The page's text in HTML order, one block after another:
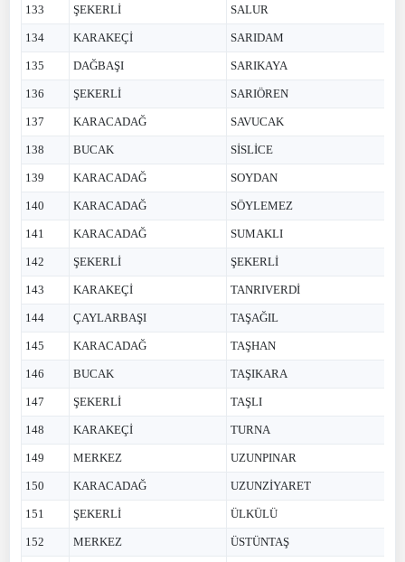
133 ŞEKERLİ SALUR
134 KARAKEÇİ SARIDAM
135 DAĞBAŞI SARIKAYA
136 ŞEKERLİ SARIÖREN
137 KARACADAĞ SAVUCAK
138 BUCAK SİSLİCE
139 KARACADAĞ SOYDAN
140 KARACADAĞ SÖYLEMEZ
141 KARACADAĞ SUMAKLI
142 ŞEKERLİ ŞEKERLİ
143 KARAKEÇİ TANRIVERDİ
144 ÇAYLARBAŞI TAŞAĞIL
145 KARACADAĞ TAŞHAN
146 BUCAK TAŞIKARA
147 ŞEKERLİ TAŞLI
148 KARAKEÇİ TURNA
149 MERKEZ UZUNPINAR
150 KARACADAĞ UZUNZİYARET
151 ŞEKERLİ ÜLKÜLÜ
152 MERKEZ ÜSTÜNTAŞ